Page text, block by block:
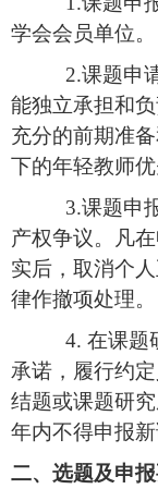
学会会员单位。
2.课题申请
能独立承担和
充分的前期准
下的年轻教师优
3.课题申报
产权争议。凡
实后，取消个
律作撤项处理。
4. 在课题
承诺，履行约
结题或课题研
年内不得申报新
二、选题及申